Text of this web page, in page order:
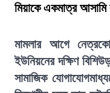
মিয়াকে একমাত্র আসামি
মামলার আগে
ইউনিয়নের দক্ষিণ
সামাজিক